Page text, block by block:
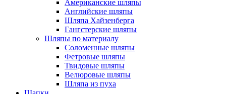
Американские шляпы
Английские шляпы
Шляпа Хайзенберга
Гангстерские шляпы
Шляпы по материалу
Соломенные шляпы
Фетровые шляпы
Твидовые шляпы
Велюровые шляпы
Шляпа из пуха